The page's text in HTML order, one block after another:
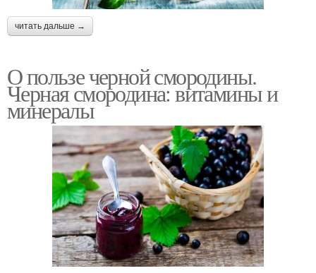
читать дальше →
О пользе черной смородины.
Черная смородина: витамины и
минералы